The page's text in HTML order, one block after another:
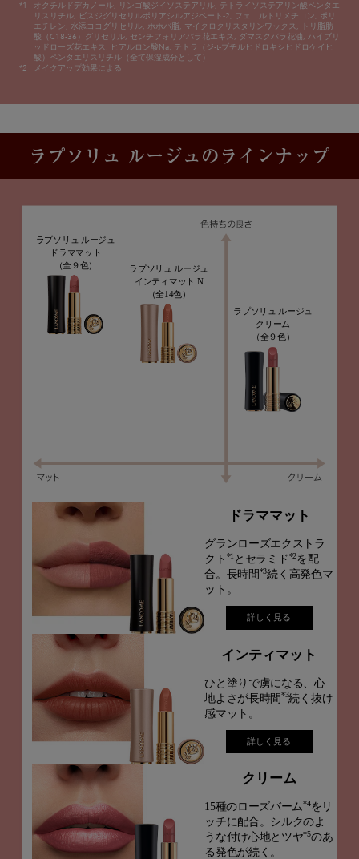
*1
オクチルドデカノール, リンゴ酸ジイソステアリル, テトライソステアリン酸ペンタエ
リスリチル, ビスジグリセリルポリアシルアジペート-2, フェニルトリメチコン, ポリ
エチレン, 水添ココグリセリル, ホホバ脂, マイクロクリスタリンワックス, トリ脂肪
酸（C18-36）グリセリル, センチフォリアバラ花エキス, ダマスクバラ花油, ハイブリ
ッドローズ花エキス, ヒアルロン酸Na, テトラ（ジ-t-ブチルヒドロキシヒドロケイヒ
酸）ペンタエリスリチル（全て保湿成分として）
*2
メイクアップ効果による
ラプソリュ ルージュのラインナップ
ラプソリュ ルージュ
ドラママット
（全９色）
ラプソリュ ルージュ
インティマット N
（全14色）
ラプソリュ ルージュ
クリーム
（全９色）
ドラママット
グランローズエクストラ
クト *1 と セラミド *2を配
合。 長時間 *3続く高発色マ
ット。
詳しく見る
インティマット
ひと塗りで虜になる、心
地よさが長時間*3続く抜け
感マット。​
詳しく見る
クリーム
15種のローズバーム*4をリ
ッチに配合。シルクのよ
うな付け心地と ツヤ*5のあ
る発色が続く。